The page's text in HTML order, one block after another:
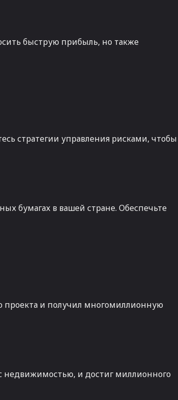
быструю прибыль, но также
стратегии управления рисками, чтобы
бумагах в вашей стране. Обеспечьте
проекта и получил многомиллионную
с недвижимостью, и достиг миллионного